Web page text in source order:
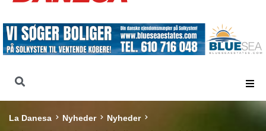
La Danesa Nyheder
Nyheder